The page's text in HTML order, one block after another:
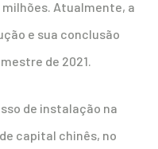
Atualmente, a
e sua conclusão
de 2021.
de instalação na
capital chinês, no